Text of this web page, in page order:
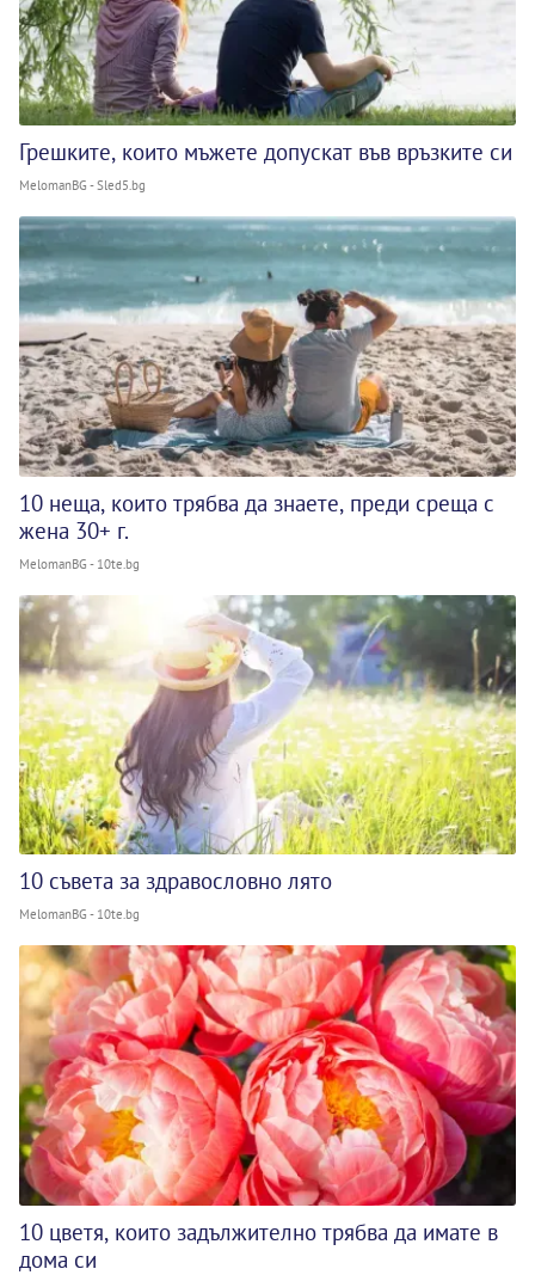
Грешките, които мъжете допускат във връзките си
MelomanBG - Sled5.bg
10 неща, които трябва да знаете, преди среща с
жена 30+ г.
MelomanBG - 10te.bg
10 съвета за здравословно лято
MelomanBG - 10te.bg
10 цветя, които задължително трябва да имате в
дома си